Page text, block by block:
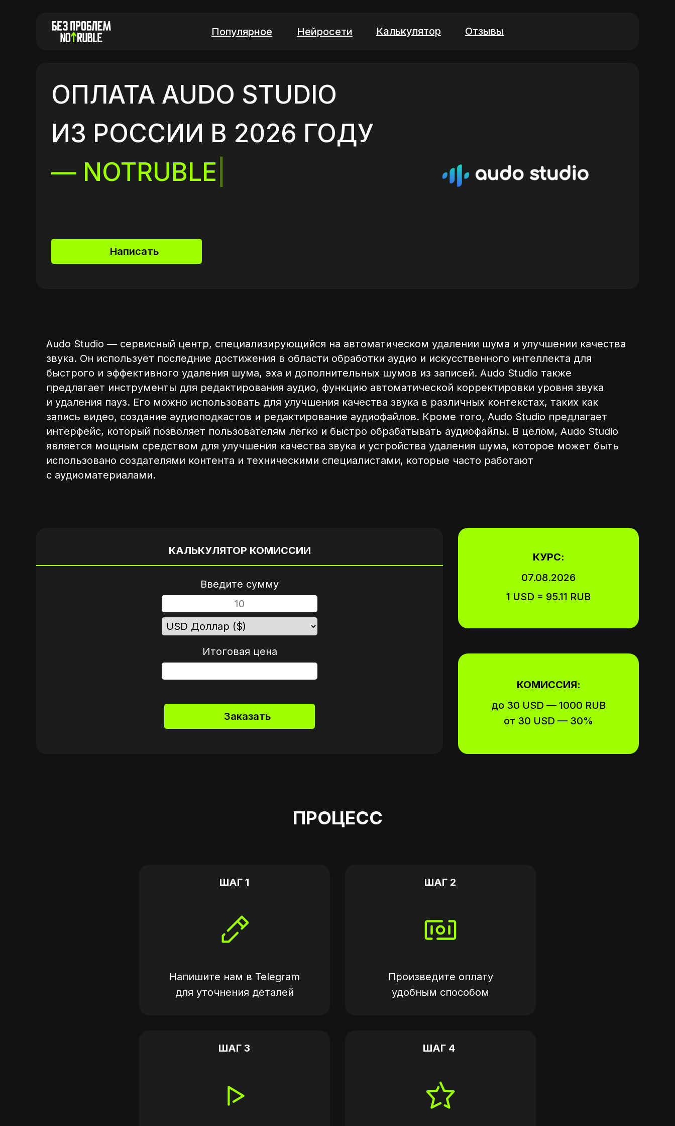
Отзывы
Популярное Калькулятор
Нейросети
ОПЛАТА AUDO STUDIO
ИЗ РОССИИ В 2026 ГОДУ
— NOTRUBLE
Написать
Audo Studio — сервисный центр, специализирующийся на автоматическом удалении шума и улучшении качества
звука. Он использует последние достижения в области обработки аудио и искусственного интеллекта для
быстрого и эффективного удаления шума, эха и дополнительных шумов из записей. Audo Studio также
предлагает инструменты для редактирования аудио, функцию автоматической корректировки уровня звука
и удаления пауз. Его можно использовать для улучшения качества звука в различных контекстах, таких как
запись видео, создание аудиоподкастов и редактирование аудиофайлов. Кроме того, Audo Studio предлагает
интерфейс, который позволяет пользователям легко и быстро обрабатывать аудиофайлы. В целом, Audo Studio
является мощным средством для улучшения качества звука и устройства удаления шума, которое может быть
использовано создателями контента и техническими специалистами, которые часто работают
с аудиоматериалами.
КАЛЬКУЛЯТОР КОМИССИИ
КОМИССИЯ:
КУРС:
07.08.2026
1 USD = 95.11 RUB
Введите сумму
Итоговая цена
Заказать
до 30 USD — 1000 RUB
от 30 USD — 30%
КАЛЬКУЛЯТОР
ПРОЦЕСС
ШАГ 1
Произведите оплату
удобным способом
Напишите нам в Telegram
для уточнения деталей
ШАГ 2
ШАГ 3
ШАГ 4
ШАГ 4